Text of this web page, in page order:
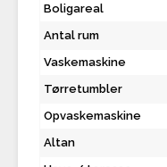
Boligareal
Antal rum
Vaskemaskine
Tørretumbler
Opvaskemaskine
Altan